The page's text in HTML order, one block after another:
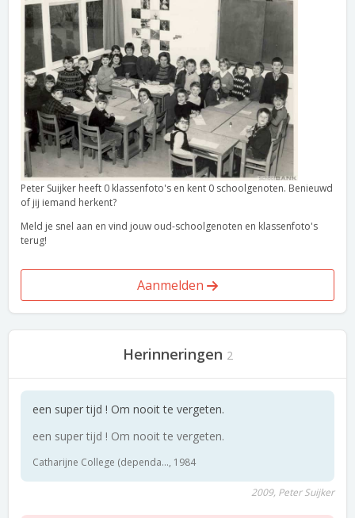
Peter Suijker heeft 0 klassenfoto's en kent 0 schoolgenoten. Benieuwd
of jij iemand herkent?
Meld je snel aan en vind jouw oud-schoolgenoten en klassenfoto's
terug!
Aanmelden
Herinneringen 2
een super tijd ! Om nooit te vergeten.
een super tijd ! Om nooit te vergeten.
Catharijne College (dependa..., 1984
2009, Peter Suijker